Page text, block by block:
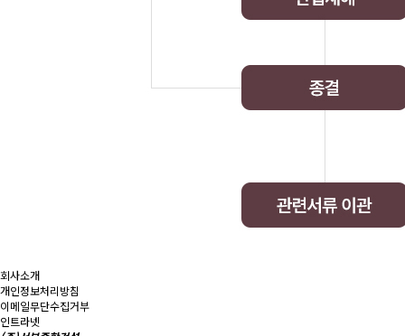
회사소개
개인정보처리방침
이메일무단수집거부
인트라넷